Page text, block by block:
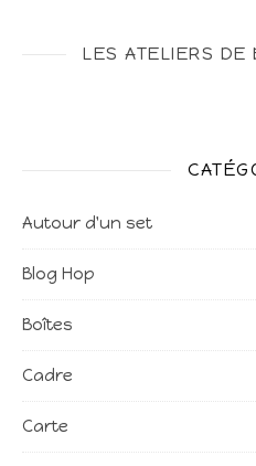
LES ATELIERS DE
Autour d'un set
Blog Hop
Boîtes
Cadre
Carte